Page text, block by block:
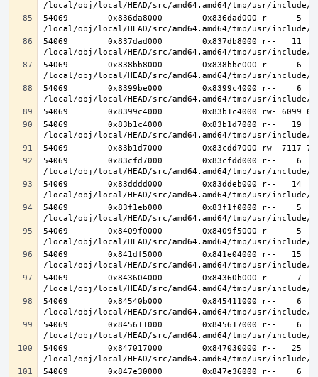
54069        0x836da8000        0x836dad000 r--    5
54069        0x837dad000        0x837db8000 r--   11
54069        0x838bb8000        0x838bbe000 r--    6
54069        0x8399be000        0x8399c4000 r--    6
54069        0x83b1c4000        0x83b1d7000 r--   19
54069        0x83cfd7000        0x83cfdd000 r--    6
54069        0x83dddd000        0x83ddeb000 r--   14
54069        0x83f1eb000        0x83f1f0000 r--    5
54069        0x8409f0000        0x8409f5000 r--    5
54069        0x841df5000        0x841e04000 r--   15
54069        0x843604000        0x84360b000 r--    7
54069        0x84540b000        0x845411000 r--    6
54069        0x845611000        0x845617000 r--    6
54069        0x847017000        0x847030000 r--   25
54069        0x847e30000        0x847e36000 r--    6